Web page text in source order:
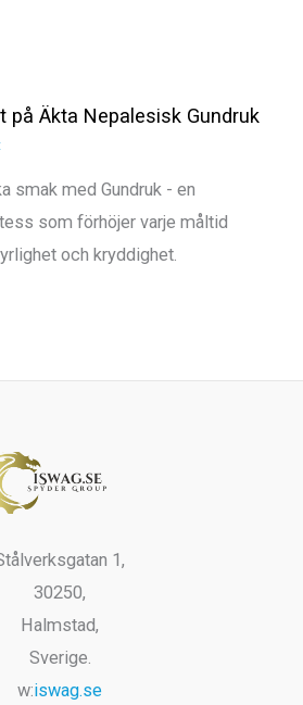
på Äkta Nepalesisk Gundruk
smak med Gundruk - en
som förhöjer varje måltid
och kryddighet.
1,
30250,
Halmstad,
Sverige.
w:iswag.se